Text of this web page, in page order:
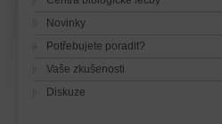
Novinky
Potřebujete poradit?
Vaše zkušenosti
Diskuze